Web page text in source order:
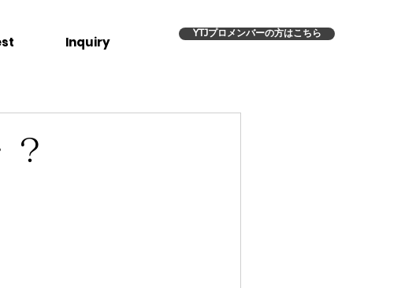
Inquiry YTJプロメンバーの方はこちら
？